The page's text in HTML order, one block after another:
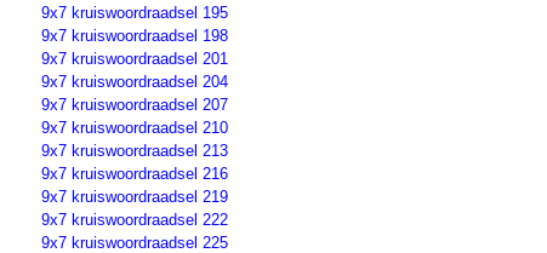
9x7 kruiswoordraadsel 195
9x7 kruiswoordraadsel 198
9x7 kruiswoordraadsel 201
9x7 kruiswoordraadsel 204
9x7 kruiswoordraadsel 207
9x7 kruiswoordraadsel 210
9x7 kruiswoordraadsel 213
9x7 kruiswoordraadsel 216
9x7 kruiswoordraadsel 219
9x7 kruiswoordraadsel 222
9x7 kruiswoordraadsel 225